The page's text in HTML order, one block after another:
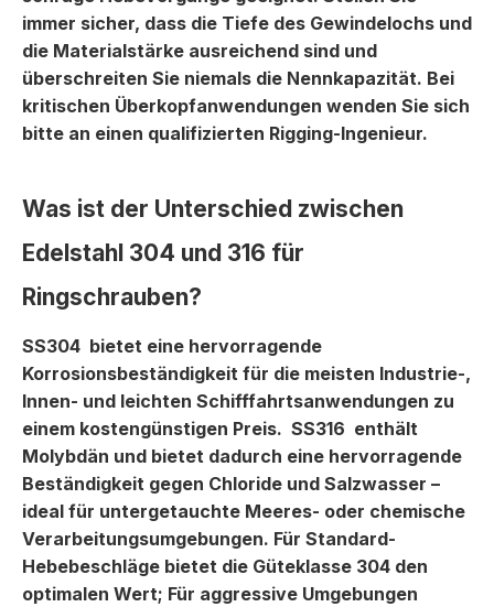
immer sicher, dass die Tiefe des Gewindelochs und
die Materialstärke ausreichend sind und
überschreiten Sie niemals die Nennkapazität. Bei
kritischen Überkopfanwendungen wenden Sie sich
bitte an einen qualifizierten Rigging-Ingenieur.
Was ist der Unterschied zwischen
Edelstahl 304 und 316 für
Ringschrauben?
SS304 bietet eine hervorragende
Korrosionsbeständigkeit für die meisten Industrie-,
Innen- und leichten Schifffahrtsanwendungen zu
einem kostengünstigen Preis. SS316 enthält
Molybdän und bietet dadurch eine hervorragende
Beständigkeit gegen Chloride und Salzwasser –
ideal für untergetauchte Meeres- oder chemische
Verarbeitungsumgebungen. Für Standard-
Hebebeschläge bietet die Güteklasse 304 den
optimalen Wert; Für aggressive Umgebungen